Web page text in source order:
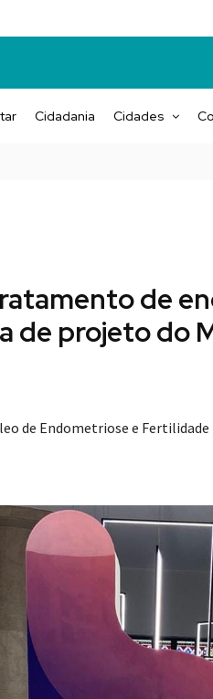
Cidadania Cidades
de
de projeto do
de Endometriose e Fertilidade